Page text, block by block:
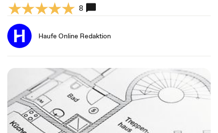
8
Haufe Online Redaktion